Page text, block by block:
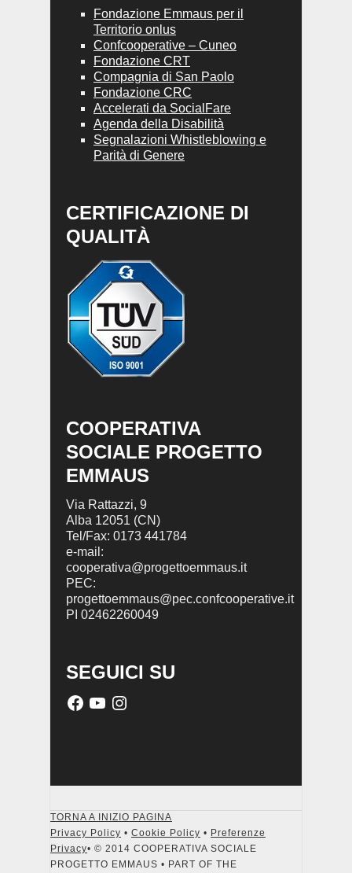
Fondazione Emmaus per il
Territorio onlus
Confcooperative – Cuneo
Fondazione CRT
Compagnia di San Paolo
Fondazione CRC
Accelerati da SocialFare
Agenda della Disabilità
Segnalazioni Whistleblowing e
Parità di Genere
CERTIFICAZIONE DI
QUALITÀ
COOPERATIVA
SOCIALE PROGETTO
EMMAUS
Via Rattazzi, 9
Alba 12051 (CN)
Tel/Fax: 0173 441784
e-mail:
cooperativa@progettoemmaus.it
PEC:
progettoemmaus@pec.confcooperative.it
PI 02462260049
SEGUICI SU
TORNA A INIZIO PAGINA
Privacy Policy • Cookie Policy • Preferenze
Privacy• © 2014 COOPERATIVA SOCIALE
PROGETTO EMMAUS • PART OF THE